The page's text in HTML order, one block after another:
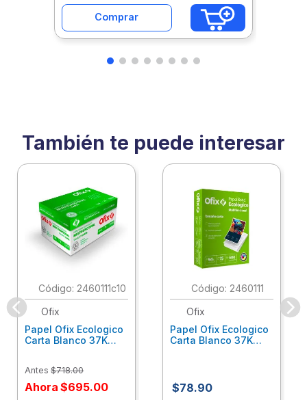
Comprar
También te puede interesar
: 2460111c10
Ofix
Papel Ofix Ecologico
Carta Blanco 37K
Antes $718.00
Ahora $695.00
: 2460111
Ofix
Papel Ofix Ecologico
Carta Blanco 37K
$78.90